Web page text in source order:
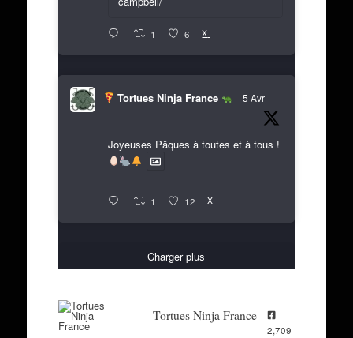
1 6 X
Tortues Ninja France 5 Avr
Joyeuses Pâques à toutes et à tous !
1 12 X
Charger plus
Tortues Ninja France
2,709